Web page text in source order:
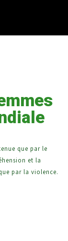
que par le
et la
par la violence.